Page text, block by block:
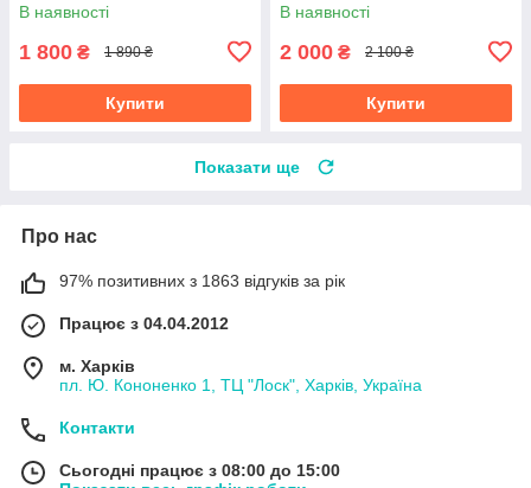
В наявності
1 800 ₴ 1 890 ₴
Купити
В наявності
2 000 ₴ 2 100 ₴
Купити
Показати ще
Про нас
97% позитивних з 1863 відгуків за рік
Працює з 04.04.2012
м. Харків
пл. Ю. Кононенко 1, ТЦ "Лоск", Харків, Україна
Контакти
Сьогодні працює з 08:00 до 15:00